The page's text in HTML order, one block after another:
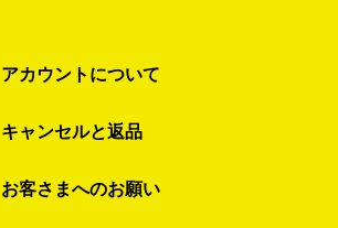
アカウントについて
キャンセルと返品
お客さまへのお願い